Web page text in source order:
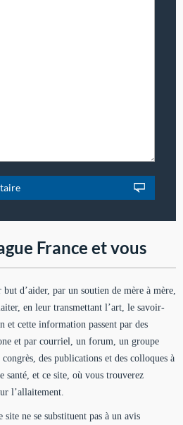
France et vous
d’aider, par un soutien de mère à mère,
en leur transmettant l’art, le savoir-
et cette information passent par des
et par courriel, un forum, un groupe
des publications et des colloques à
santé, et ce site, où vous trouverez
l’allaitement.
ne se substituent pas à un avis